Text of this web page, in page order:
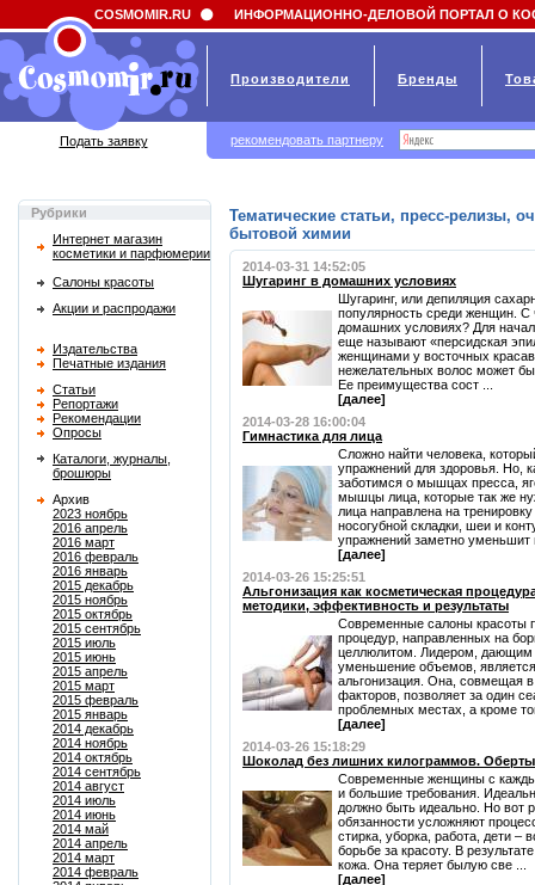
Field 'news_title' doesn't have a default value
Рубрики
Интернет магазин
косметики и парфюмерии
Салоны красоты
Акции и распродажи
Издательства
Печатные издания
Статьи
Репортажи
Рекомендации
Опросы
Каталоги, журналы,
брошюры
Архив
2023 ноябрь
2016 апрель
2016 март
2016 февраль
2016 январь
2015 декабрь
2015 ноябрь
2015 октябрь
2015 сентябрь
2015 июль
2015 июнь
2015 апрель
2015 март
2015 февраль
2015 январь
2014 декабрь
2014 ноябрь
2014 октябрь
2014 сентябрь
2014 август
2014 июль
2014 июнь
2014 май
2014 апрель
2014 март
2014 февраль
Тематические статьи, пресс-релизы,
бытовой химии
2014-03-31 14:52:05
Шугаринг в домашних условиях
Шугаринг, или депиляция
популярность среди женщин. С
домашних условиях? Для
еще называют «персидская
женщинами у восточных
нежелательных волос может
Ее преимущества сост ...
[далее]
2014-03-28 16:00:04
Гимнастика для лица
Сложно найти человека,
упражнений для здоровья. Но,
заботимся о мышцах пресса,
мышцы лица, которые так же
лица направлена на
носогубной складки, шеи и
упражнений заметно
[далее]
2014-03-26 15:25:51
Альгонизация как косметическая
методики, эффективность и результаты
Современные салоны красоты
процедур, направленных на
целлюлитом. Лидером, дающим
уменьшение объемов,
альгонизация. Она, совмещая
факторов, позволяет за один
проблемных местах, а кроме
[далее]
2014-03-26 15:18:29
Шоколад без лишних килограммов.
Современные женщины с
и большие требования.
должно быть идеально. Но вот
обязанности усложняют
стирка, уборка, работа, дети –
борьбе за красоту. В
кожа. Она теряет былую све ...
[далее]
COSMOMIR.RU ИНФОРМАЦИОННО-ДЕЛОВОЙ ПОРТАЛ О
Производители Бренды
Подать заявку рекомендовать партнеру